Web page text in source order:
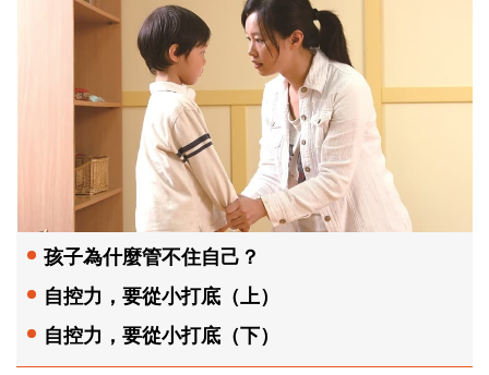
孩子為什麼管不住自己？
自控力，要從小打底（上）
自控力，要從小打底（下）